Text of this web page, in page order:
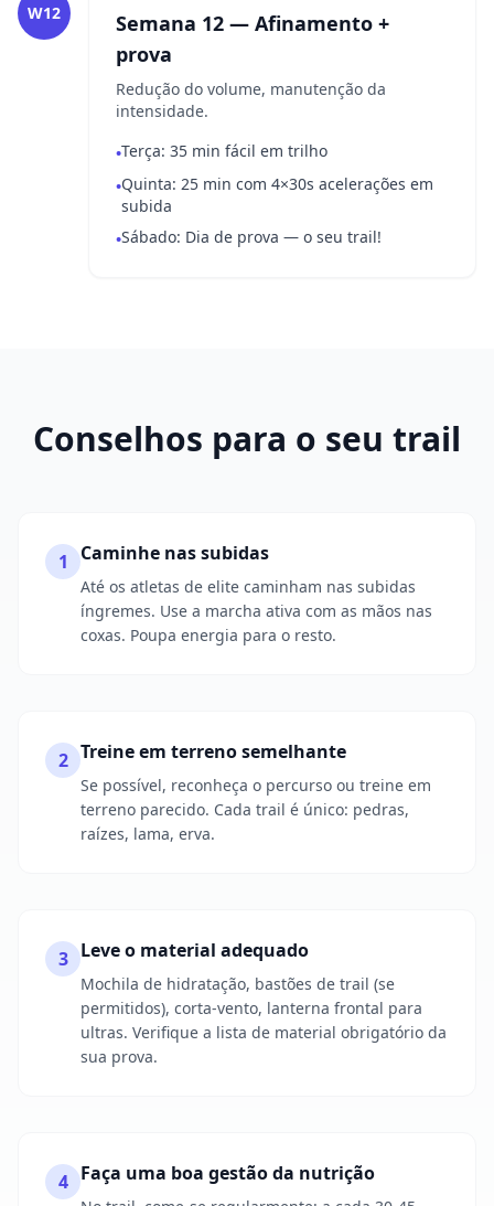
W12
Semana 12 — Afinamento +
prova
Redução do volume, manutenção da
intensidade.
•Terça: 35 min fácil em trilho
•Quinta: 25 min com 4×30s acelerações em
subida
•Sábado: Dia de prova — o seu trail!
Conselhos para o seu trail
1 Caminhe nas subidas
Até os atletas de elite caminham nas subidas
íngremes. Use a marcha ativa com as mãos nas
coxas. Poupa energia para o resto.
2 Treine em terreno semelhante
Se possível, reconheça o percurso ou treine em
terreno parecido. Cada trail é único: pedras,
raízes, lama, erva.
3 Leve o material adequado
Mochila de hidratação, bastões de trail (se
permitidos), corta-vento, lanterna frontal para
ultras. Verifique a lista de material obrigatório da
sua prova.
4 Faça uma boa gestão da nutrição